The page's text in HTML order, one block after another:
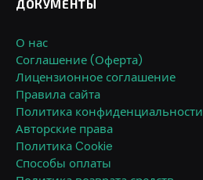
ДОКУМЕНТЫ
О нас
Соглашение (Оферта)
Лицензионное соглашение
Правила сайта
Политика конфиденциальности
Авторские права
Политика Cookie
Способы оплаты